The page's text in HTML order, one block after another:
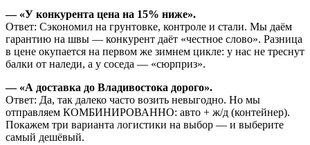
— «У конкурента цена на 15% ниже».
Ответ: Сэкономил на грунтовке, контроле и стали. Мы даём
гарантию на швы — конкурент даёт «честное слово». Разница
в цене окупается на первом же зимнем цикле: у нас не треснут
балки от наледи, а у соседа — «сюрприз».
— «А доставка до Владивостока дорого».
Ответ: Да, так далеко часто возить невыгодно. Но мы
отправляем КОМБИНИРОВАННО: авто + ж/д (контейнер).
Покажем три варианта логистики на выбор — и выберите
самый дешёвый.